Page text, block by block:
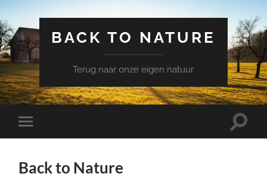
BACK TO NATURE
Terug naar onze eigen natuur
Schakel
naar
menu
Back to Nature